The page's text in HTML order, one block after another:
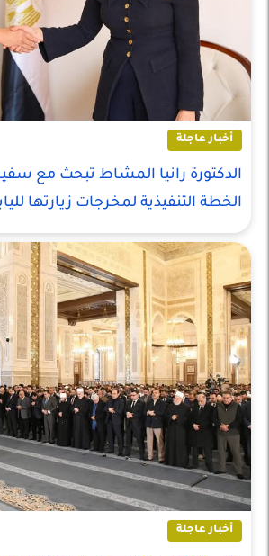
أخبار عاجلة
الدكتورة رانيا المشاط تبحث مع سفير
الخطة التنفيذية لمخرجات زيارتها
أخبار عاجلة